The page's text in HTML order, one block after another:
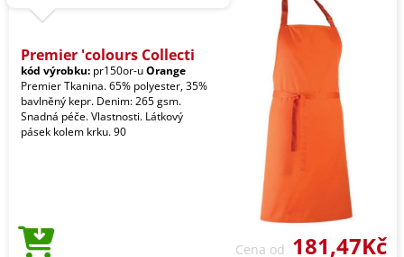
Premier 'colours Collecti
kód výrobku: pr150or-uOrange
Premier Tkanina. 65% polyester, 35%
bavlněný kepr. Denim: 265 gsm.
Snadná péče. Vlastnosti. Látkový
pásek kolem krku. 90
Cena od 181,47Kč